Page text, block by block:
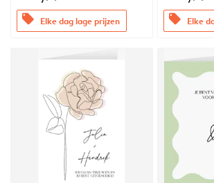
offers Elke dag lage prijzen offers Elke